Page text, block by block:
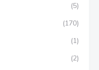
(5)
(170)
(1)
(2)